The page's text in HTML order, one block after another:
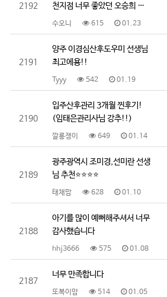
2192
천지점 너무 좋았던 오승희 …
수오니 615 01.23
2191
양주 이경심산후도우미 선생님
최고에용!!
Tyyy 542 01.19
2190
입주산후관리 3개월 찐후기!
(임태은관리사님 강추!!)
깔롱쟁이 649 01.14
2189
광주광역시 조미경,선미란 선생
님 추천⭐️⭐️⭐️⭐️
태채맘 628 01.10
2188
아기를 많이 예뻐해주셔서 너무
감사했습니다
hhj3666 575 01.08
2187
너무 만족합니다
또복이맘 514 01.05